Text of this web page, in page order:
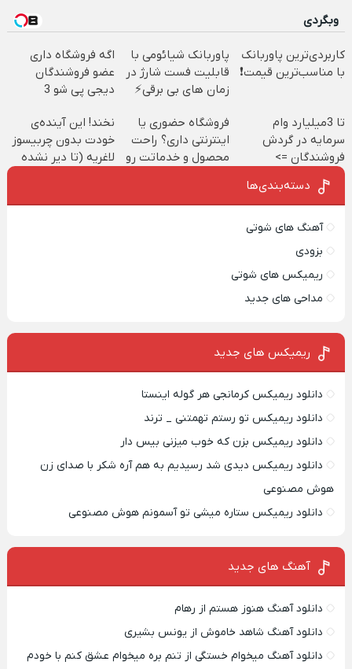
وبگردی
کاربردی‌ترین پاوربانک
با مناسب‌ترین قیمت❗
پاوربانک شیائومی با
قابلیت فست شارژ در
زمان های بی برقی⚡
اگه فروشگاه داری
عضو فروشندگان
دیجی پی شو 3
تا 3میلیارد وام
سرمایه در گردش
فروشندگان =>
فروشگاهت رو ثبت
فروشگاه حضوری یا
اینترنتی داری؟ راحت
محصول و خدماتت رو
نخند! این آینده‌ی
خودت بدون چربیسوز
لاغریه (تا دیر نشده
دسته‌بندی‌ها
آهنگ های شوتی
بزودی
ریمیکس های شوتی
مداحی های جدید
ریمیکس‌ های جدید
دانلود ریمیکس کرمانجی هر گوله اینستا
دانلود ریمیکس تو رستم تهمتنی _ ترند
دانلود ریمیکس بزن که خوب میزنی بیس دار
دانلود ریمیکس دیدی شد رسیدیم به هم آره شکر با صدای زن
هوش مصنوعی
دانلود ریمیکس ستاره میشی تو آسمونم هوش مصنوعی
آهنگ های جدید
دانلود آهنگ هنوز هستم از رهام
دانلود آهنگ شاهد خاموش از یونس بشیری
دانلود آهنگ میخوام خستگی از تنم بره میخوام عشق کنم با خودم